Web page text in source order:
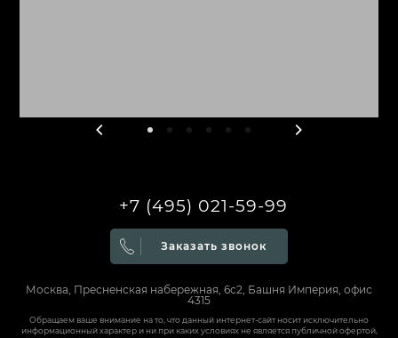
+7 (495) 021-59-99
Заказать звонок
Москва, Пресненская набережная, 6с2, Башня Империя, офис
4315
Обращаем ваше внимание на то, что данный интернет-сайт носит исключительно
информационный характер и ни при каких условиях не является публичной офертой,